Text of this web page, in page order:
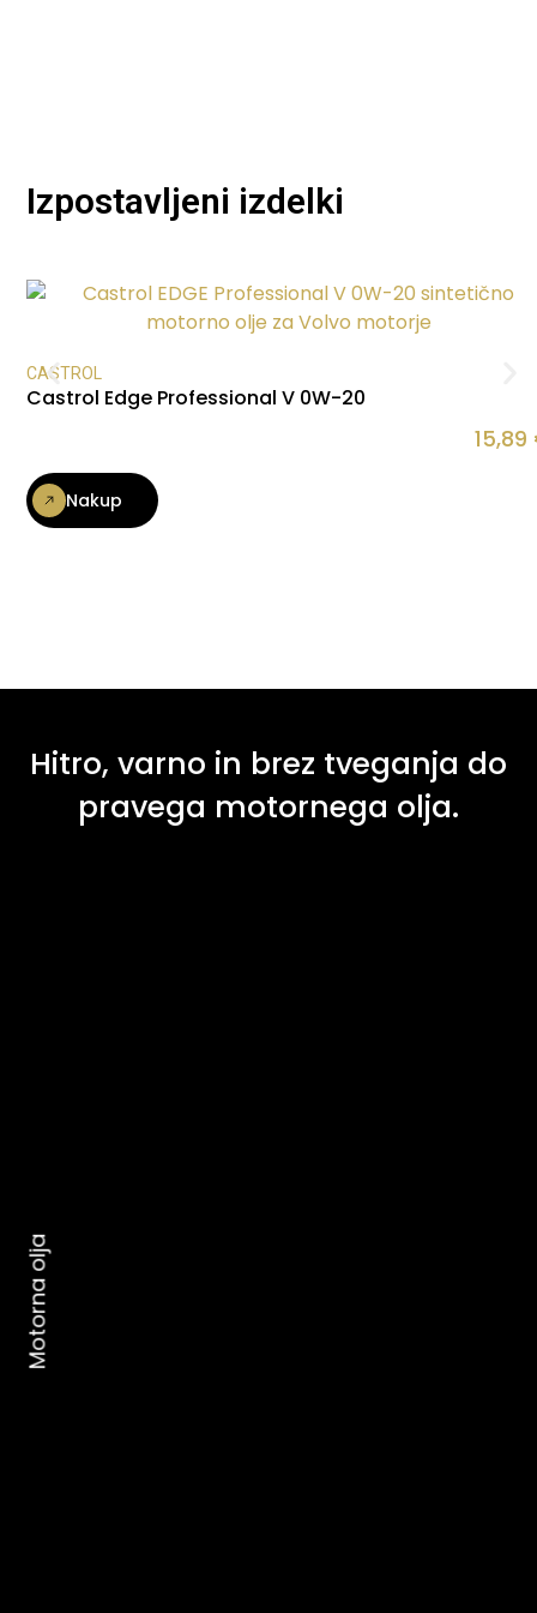
Izpostavljeni izdelki
CASTROL
Castrol Edge Professional V 0W-20
15,89
Nakup
Hitro, varno in brez tveganja do
pravega motornega olja.
Motorna olja